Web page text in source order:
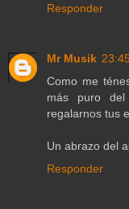
Responder
Mr Musik 23:45
Como me
más puro
regalarnos tus
Un abrazo del
Responder